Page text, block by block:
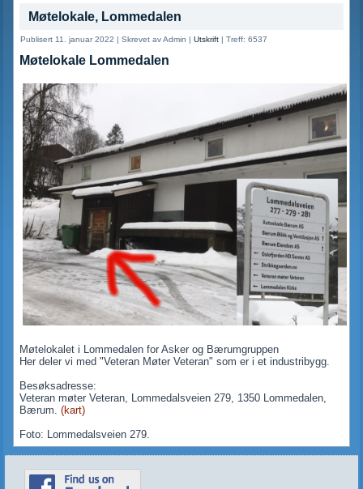
Møtelokale, Lommedalen
Publisert 11. januar 2022 |Skrevet av Admin |Utskrift |Treff: 6537
Møtelokale Lommedalen
Møtelokalet i Lommedalen for Asker og Bærumgruppen
Her deler vi med "Veteran Møter Veteran" som er i et industribygg.
Besøksadresse:
Veteran møter Veteran, Lommedalsveien 279, 1350 Lommedalen,
Bærum.(kart)
Foto: Lommedalsveien 279.